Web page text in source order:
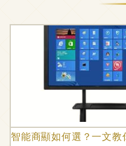
智能商顯如何選？一文